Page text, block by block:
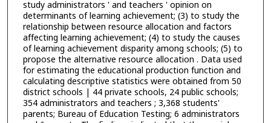
study administrators ' and teachers ' opinion on
determinants of learning achievement; (3) to study the
relationship between resource allocation and factors
affecting learning achievement; (4) to study the causes
of learning achievement disparity among schools; (5) to
propose the alternative resource allocation . Data used
for estimating the educational production function and
calculating descriptive statistics were obtained from 50
district schools | 44 private schools, 24 public schools;
354 administrators and teachers ; 3,368 students'
parents; Bureau of Education Testing; 6 administrators